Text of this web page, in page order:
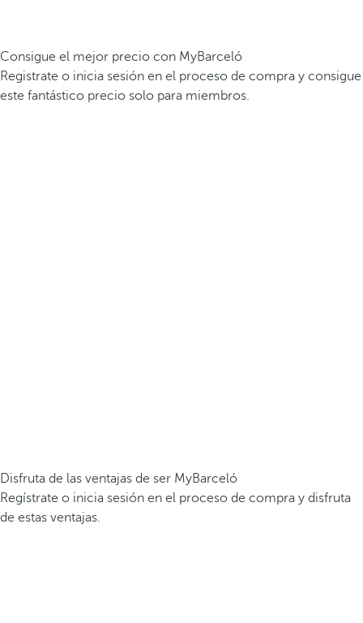
Consigue el mejor precio con MyBarceló
Registrate o inicia sesión en el proceso de compra y consigue
este fantástico precio solo para miembros.
Disfruta de las ventajas de ser MyBarceló
Regístrate o inicia sesión en el proceso de compra y disfruta
de estas ventajas.